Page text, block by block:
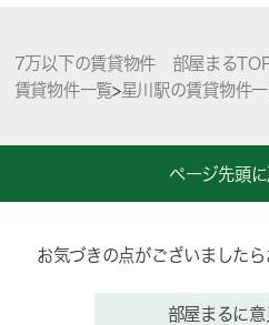
7万以下の賃貸物件 部屋まる
賃貸物件一覧>星川駅の賃貸物件
ページ先頭
お気づきの点がございましたら
部屋まるに